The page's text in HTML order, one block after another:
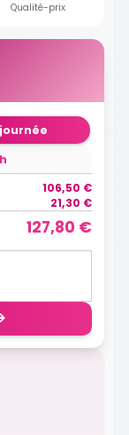
Qualité-prix
106,50 €
21,30 €
127,80 €